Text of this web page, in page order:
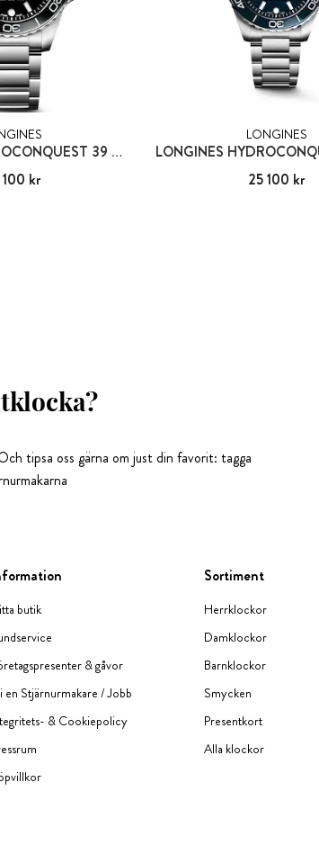
LONGINES HYDROCONQUEST 39 MM
100 kr
kr
LONGINES
Pris:25 100 kr
25 100 kr
tipsa oss gärna om just din favorit: tagga
butik
& gåvor
en Stjärnurmakare / Jobb
& Cookiepolicy
Sortiment
Herrklockor
Damklockor
Barnklockor
Smycken
Presentkort
Alla klockor